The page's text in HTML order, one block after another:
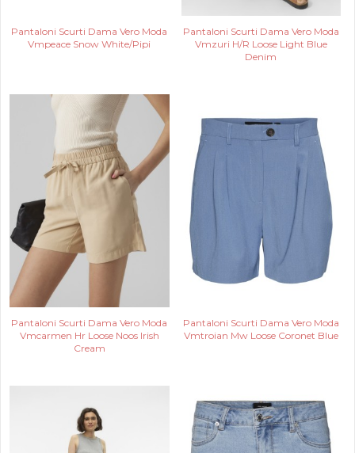
Pantaloni Scurti Dama Vero Moda
Vmpeace Snow White/Pipi
Pantaloni Scurti Dama Vero Moda
Vmzuri H/R Loose Light Blue
Denim
Pantaloni Scurti Dama Vero Moda
Vmcarmen Hr Loose Noos Irish
Cream
Pantaloni Scurti Dama Vero Moda
Vmtroian Mw Loose Coronet Blue